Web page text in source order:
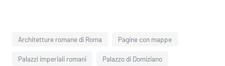
Architetture romane di Roma Pagine con mappe
Palazzi imperiali romani Palazzo di Domiziano